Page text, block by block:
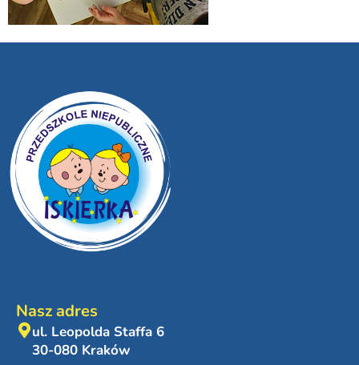
Nasz adres
ul. Leopolda Staffa 6
30-080 Kraków